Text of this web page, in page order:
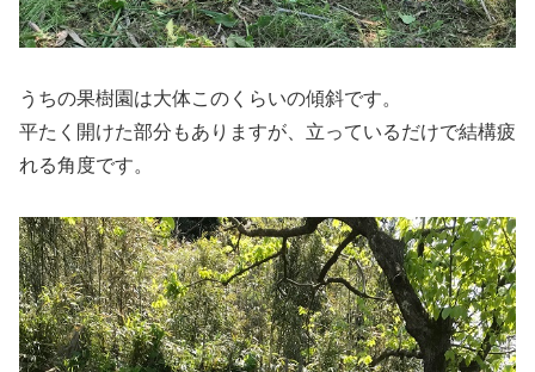
うちの果樹園は大体このくらいの傾斜です。
平たく開けた部分もありますが、立っているだけで結構疲
れる角度です。